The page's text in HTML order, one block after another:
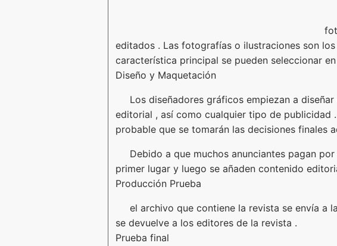
editados . Las fotografías o ilustraciones son
característica principal se pueden seleccionar
Diseño y Maquetación
Los diseñadores gráficos empiezan a
editorial , así como cualquier tipo de publicidad
probable que se tomarán las decisiones finales
Debido a que muchos anunciantes pagan
primer lugar y luego se añaden contenido
Producción Prueba
el archivo que contiene la revista se envía a
se devuelve a los editores de la revista .
Prueba final